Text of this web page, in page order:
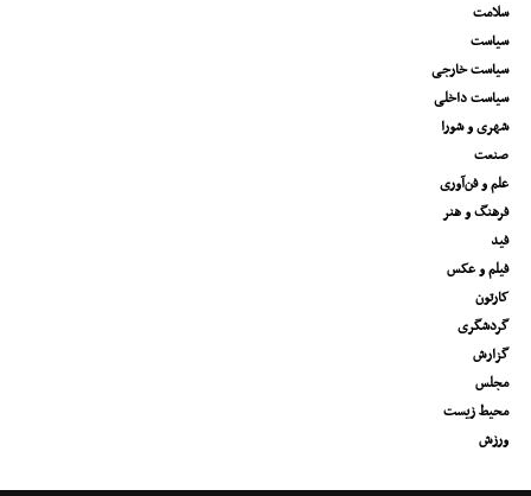
سلامت
سیاست
سیاست خارجی
سیاست داخلی
شهری و شورا
صنعت
علم و فن‌آوری
فرهنگ و هنر
فید
فیلم و عکس
کارتون
گردشگری
گزارش
مجلس
محیط زیست
ورزش